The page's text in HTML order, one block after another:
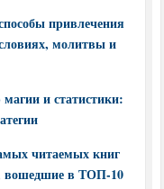
привлечения
молитвы и
и статистики:
читаемых книг
вошедшие в ТОП-10